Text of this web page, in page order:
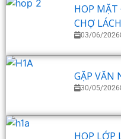
HOP
CHỢ
03/06/2026
GẶP VĂN
30/05/2026
HOP LỚP